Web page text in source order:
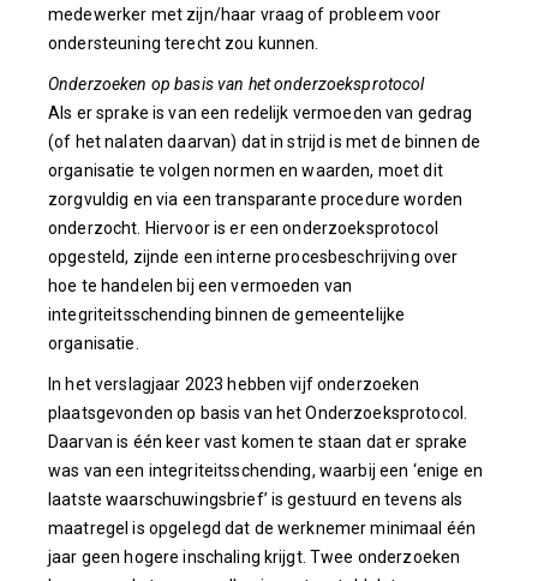
medewerker met zijn/haar vraag of probleem voor
ondersteuning terecht zou kunnen.
Onderzoeken op basis van het onderzoeksprotocol
Als er sprake is van een redelijk vermoeden van gedrag
(of het nalaten daarvan) dat in strijd is met de binnen de
organisatie te volgen normen en waarden, moet dit
zorgvuldig en via een transparante procedure worden
onderzocht. Hiervoor is er een onderzoeksprotocol
opgesteld, zijnde een interne procesbeschrijving over
hoe te handelen bij een vermoeden van
integriteitsschending binnen de gemeentelijke
organisatie.
In het verslagjaar 2023 hebben vijf onderzoeken
plaatsgevonden op basis van het Onderzoeksprotocol.
Daarvan is één keer vast komen te staan dat er sprake
was van een integriteitsschending, waarbij een ‘enige en
laatste waarschuwingsbrief’ is gestuurd en tevens als
maatregel is opgelegd dat de werknemer minimaal één
jaar geen hogere inschaling krijgt. Twee onderzoeken